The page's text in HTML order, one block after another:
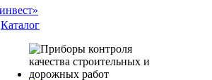
Каталог